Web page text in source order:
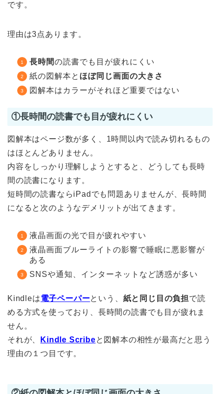
です。
理由は3点あります。
長時間の読書でも目が疲れにくい
紙の図解本と ほぼ同じ画面の大きさ
図解本はカラーがそれほど重要ではない
①長時間の読書でも目が疲れにくい
図解本はページ数が多く、1時間以内で読み切れるもの
はほとんどありません。
内容をしっかり理解しようとすると、どうしても長時
間の読書になります。
短時間の読書ならiPadでも問題ありませんが、長時間
になると次のようなデメリットが出てきます。
液晶画面の光で目が疲れやすい
液晶画面ブルーライトの影響で睡眠に悪影響が
ある
SNSや通知、インターネットなど誘惑が多い
Kindleは電子ペーパーという、 紙と同じ目の負担で読
める方式を使っており、長時間の読書でも目が疲れま
せん。
それが、
Kindle Scribeと図解本の相性が最高だと思う
理由の１つ目です。